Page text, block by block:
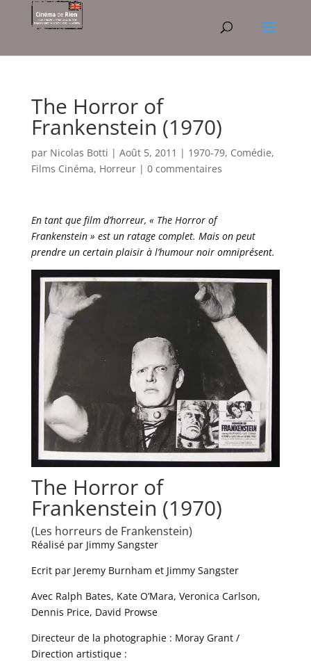
The Horror of
Frankenstein (1970)
par Nicolas Botti | Août 5, 2011 | 1970-79, Comédie,
Films Cinéma, Horreur| 0 commentaires
En tant que film d’horreur, « The Horror of
Frankenstein » est un ratage complet. Mais on peut
prendre un certain plaisir à l’humour noir omniprésent.
The Horror of
Frankenstein (1970)
(Les horreurs de Frankenstein)
Réalisé par Jimmy Sangster
Ecrit par Jeremy Burnham et Jimmy Sangster
Avec Ralph Bates, Kate O’Mara, Veronica Carlson,
Dennis Price, David Prowse
Directeur de la photographie : Moray Grant /
Direction artistique :